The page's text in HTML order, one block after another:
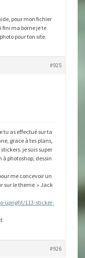
pour mon fichier
fini ma borne je te
pour ton site.
#925
tu as effectué sur ta
grace à tes plans,
je suis super
photoshop, dessin
me concevoir un
sur le theme » Jack
upright/113-sticker-
#926